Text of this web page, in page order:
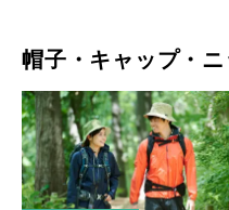
帽子・キャップ・